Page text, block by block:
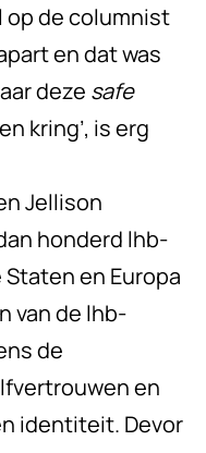
op de columnist
en dat was
deze safe
kring’, is erg
Jellison
honderd lhb-
en Europa
van de lhb-
de
en
identiteit. Devor